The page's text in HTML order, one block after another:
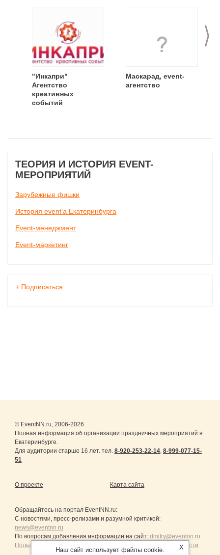
>
"Инкапри"
Агентство
креативных
событий
Маскарад, event-
агентство
ТЕОРИЯ И ИСТОРИЯ EVENT-
МЕРОПРИЯТИЙ
Зарубежные фишки
История event'а Екатеринбурга
Event-менеджмент
Event-маркетинг
+ Подписаться
© EventNN.ru, 2006-2026
Полная информация об организации праздничных мероприятий в
Екатеринбурге.
Для аудитории старше 16 лет. тел. 8-920-253-22-14, 8-999-077-15-
51
О проекте Карта сайта
Обращайтесь на портал EventNN.ru:
С новостями, пресс-релизами и разумной критикой:
news@eventnn.ru
По вопросам добавления информации на сайт: dmitry@eventnn.ru
Пользовательское Соглашение и политика конфиденциальности
X
Наш сайт использует файлы cookie.